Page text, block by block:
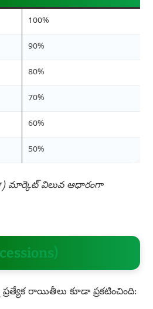
100%
90%
80%
70%
60%
50%
మార్కెట్ విలువ ఆధారంగా
ప్రత్యేక రాయితీలు కూడా ప్రకటించింది: